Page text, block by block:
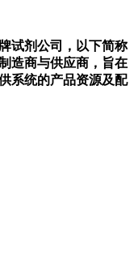
试剂公司，以下简称
造商与供应商，旨在
系统的产品资源及配